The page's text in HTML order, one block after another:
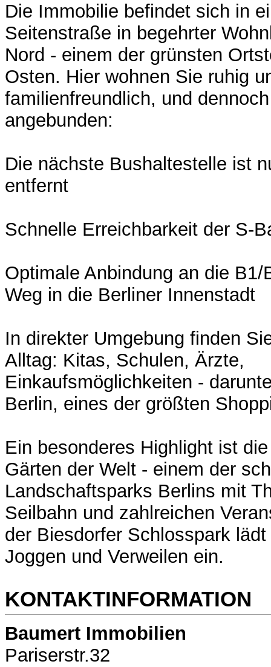
Die Immobilie befindet sich in
Seitenstraße in begehrter
Nord - einem der grünsten
Osten. Hier wohnen Sie ruhig
familienfreundlich, und
angebunden:
Die nächste Bushaltestelle ist
entfernt
Schnelle Erreichbarkeit der S-
Optimale Anbindung an die
Weg in die Berliner Innenstadt
In direkter Umgebung finden
Alltag: Kitas, Schulen, Ärzte,
Einkaufsmöglichkeiten -
Berlin, eines der größten
Ein besonderes Highlight ist
Gärten der Welt - einem der
Landschaftsparks Berlins mit
Seilbahn und zahlreichen
der Biesdorfer Schlosspark
Joggen und Verweilen ein.
KONTAKTINFORMATION
Baumert Immobilien
Pariserstr.32